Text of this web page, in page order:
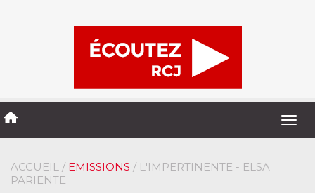
ACCUEIL / EMISSIONS / L'IMPERTINENTE - ELSA
PARIENTE